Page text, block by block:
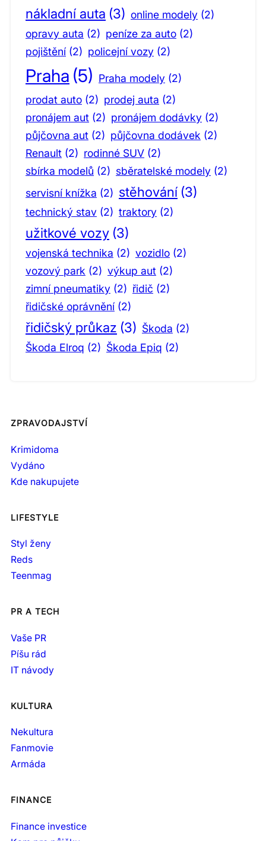
nákladní auta (3) online modely (2)
opravy auta (2) peníze za auto (2)
pojištění (2) policejní vozy (2)
Praha (5) Praha modely (2)
prodat auto (2) prodej auta (2)
pronájem aut (2) pronájem dodávky (2)
půjčovna aut (2) půjčovna dodávek (2)
Renault (2) rodinné SUV (2)
sbírka modelů (2) sběratelské modely (2)
servisní knížka (2) stěhování (3)
technický stav (2) traktory (2)
užitkové vozy (3)
vojenská technika (2) vozidlo (2)
vozový park (2) výkup aut (2)
zimní pneumatiky (2) řidič (2)
řidičské oprávnění (2)
řidičský průkaz (3) Škoda (2)
Škoda Elroq (2) Škoda Epiq (2)
ZPRAVODAJSTVÍ
Krimidoma
Vydáno
Kde nakupujete
LIFESTYLE
Styl ženy
Reds
Teenmag
PR A TECH
Vaše PR
Píšu rád
IT návody
KULTURA
Nekultura
Fanmovie
Armáda
FINANCE
Finance investice